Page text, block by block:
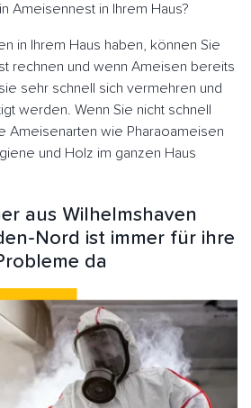
Ameisennest in Ihrem Haus?
in Ihrem Haus haben, können Sie
rechnen und wenn Ameisen bereits
sehr schnell sich vermehren und
werden. Wenn Sie nicht schnell
Ameisenarten wie Pharaoameisen
und Holz im ganzen Haus
aus Wilhelmshaven
Nord ist immer für ihre
da